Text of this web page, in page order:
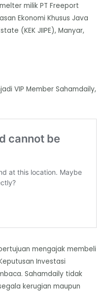
milik PT Freeport
Ekonomi Khusus Java
(KEK JIIPE), Manyar,
VIP Member Sahamdaily,
mengajak membeli
Investasi
Sahamdaily tidak
kerugian maupun